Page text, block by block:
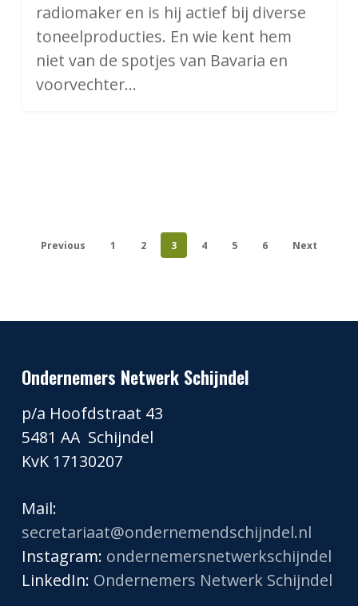
radiomaker en is hij actief bij diverse
toneelproducties. En wie kent hem
niet van de spotjes van Bavaria en
voorvechter…
Previous 1 2 3 4 5 6 Next
Ondernemers Netwerk Schijndel
p/a Hoofdstraat 43
5481 AA Schijndel
KvK 17130207
Mail:
secretariaat@ondernemendschijndel.nl
Instagram: ondernemersnetwerkschijndel
LinkedIn: Ondernemers Netwerk Schijndel